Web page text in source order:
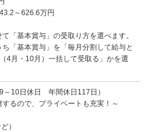
～626.6万円
「基本賞与」の受取り方を選べます。
ち「基本賞与」を「毎月分割して給与と
4月・10月）一括して受取る」かを選
10日休日 年間休日117日）
るので、プライベートも充実！～
）